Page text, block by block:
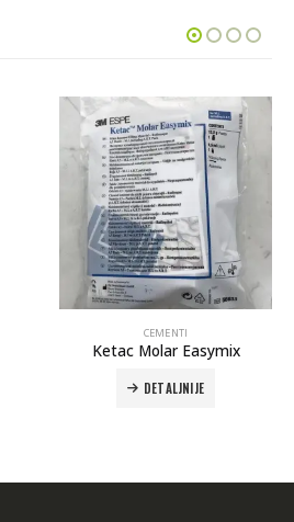
CEMENTI
Ketac Molar Easymix
DETALJNIJE